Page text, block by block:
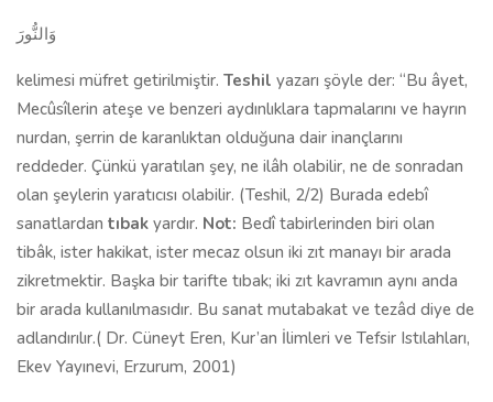
وَالنُّورَ
kelimesi müfret getirilmiştir. Teshil yazarı şöyle der: “Bu âyet,
Mecûsîlerin ateşe ve benzeri aydınlıklara tapmalarını ve hayrın
nurdan, şerrin de karanlıktan olduğuna dair inançlarını
reddeder. Çünkü yaratılan şey, ne ilâh olabilir, ne de sonradan
olan şeylerin yaratıcısı olabilir. (Teshil, 2/2) Burada edebî
sanat­lardan tıbak yardır. Not: Bedî tabirlerinden biri olan
tibâk, ister hakikat, ister mecaz olsun iki zıt manayı bir arada
zikretmektir. Başka bir tarifte tıbak; iki zıt kavramın aynı anda
bir arada kullanılmasıdır. Bu sanat mutabakat ve tezâd diye de
adlandırılır.( Dr. Cüneyt Eren, Kur’an İlimleri ve Tefsir Istılahları,
Ekev Yayınevi, Erzurum, 2001)